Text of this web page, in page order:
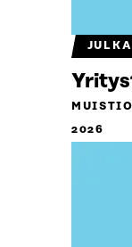
MUISTIO
2026